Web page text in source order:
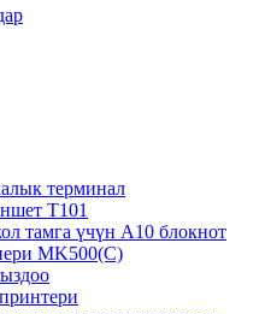
терминал
T101
тамга үчүн A10 блокнот
MK500(C)